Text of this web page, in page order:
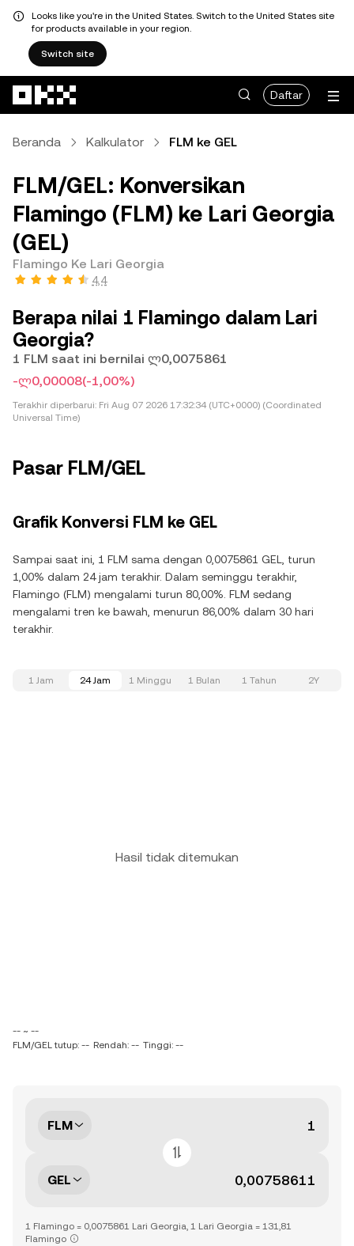
Looks like you're in the United States. Switch to the United States site
for products available in your region.
Switch site
Daftar
Beranda Kalkulator FLM ke GEL
FLM/GEL: Konversikan
Flamingo (FLM) ke Lari Georgia
(GEL)
Flamingo Ke Lari Georgia
4,4
Berapa nilai 1 Flamingo dalam Lari
Georgia?
1 FLM saat ini bernilai ლ0,0075861
-ლ0,00008(-1,00%)
Terakhir diperbarui: Fri Aug 07 2026 17:32:34 (UTC+0000) (Coordinated
Universal Time)
Pasar FLM/GEL
Grafik Konversi FLM ke GEL
Sampai saat ini, 1 FLM sama dengan 0,0075861 GEL, turun
1,00% dalam 24 jam terakhir. Dalam seminggu terakhir,
Flamingo (FLM) mengalami turun 80,00%. FLM sedang
mengalami tren ke bawah, menurun 86,00% dalam 30 hari
terakhir.
1 Jam 24 Jam 1 Minggu 1 Bulan 1 Tahun 2Y
Hasil tidak ditemukan
-- ~ --
FLM/GEL tutup: -- Rendah: -- Tinggi: --
FLM
GEL
1 Flamingo = 0,0075861 Lari Georgia, 1 Lari Georgia = 131,81
Flamingo